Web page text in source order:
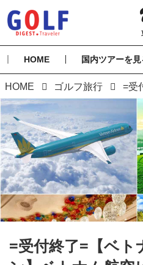
HOME 国内ツアーを見
HOME ゴルフ旅行
=受付終了=【ベト